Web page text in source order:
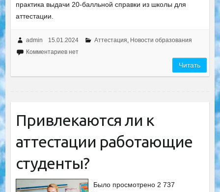
практика выдачи 20-балльной справки из школы для
аттестации.
admin 15.01.2024 Аттестация, Новости образования
Комментариев нет
Читать
Привлекаются ли к
аттестации работающие
студенты?
Было просмотрено 2 737